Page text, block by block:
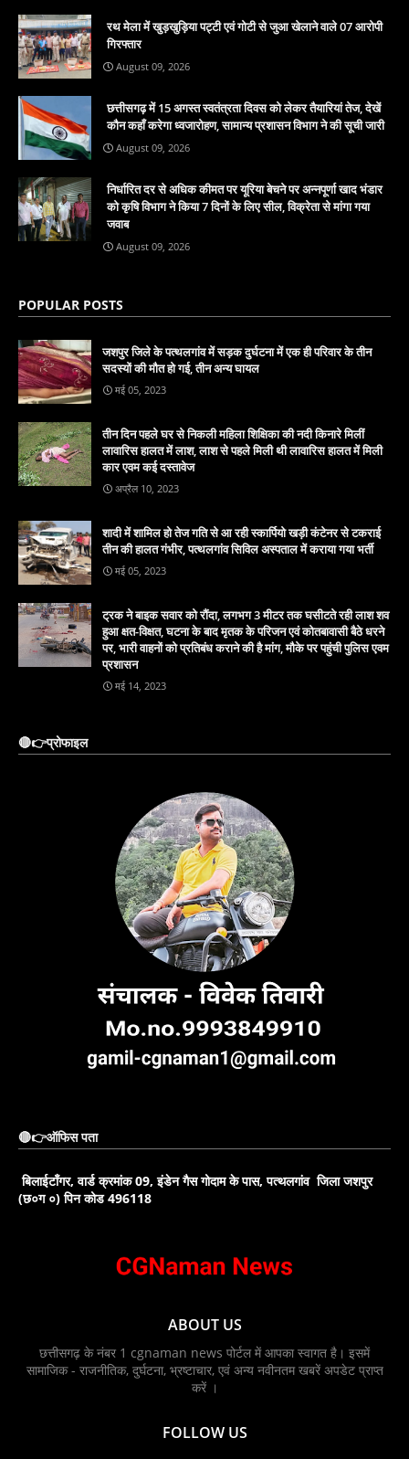
रथ मेला में खुड़खुड़िया पट्टी एवं गोटी से जुआ खेलाने वाले 07 आरोपी
गिरफ्तार
August 09, 2026
छत्तीसगढ़ में 15 अगस्त स्वतंत्रता दिवस को लेकर तैयारियां तेज, देखें
कौन कहाँ करेगा ध्वजारोहण, सामान्य प्रशासन विभाग ने की सूची जारी
August 09, 2026
निर्धारित दर से अधिक कीमत पर यूरिया बेचने पर अन्नपूर्णा खाद भंडार
को कृषि विभाग ने किया 7 दिनों के लिए सील, विक्रेता से मांगा गया
जवाब
August 09, 2026
POPULAR POSTS
जशपुर जिले के पत्थलगांव में सड़क दुर्घटना में एक ही परिवार के तीन
सदस्यों की मौत हो गई, तीन अन्य घायल
मई 05, 2023
तीन दिन पहले घर से निकली महिला शिक्षिका की नदी किनारे मिलीं
लावारिस हालत में लाश, लाश से पहले मिली थी लावारिस हालत में मिली
कार एवम कई दस्तावेज
अप्रैल 10, 2023
शादी में शामिल हो तेज गति से आ रही स्कार्पियो खड़ी कंटेनर से टकराई
तीन की हालत गंभीर, पत्थलगांव सिविल अस्पताल में कराया गया भर्ती
मई 05, 2023
ट्रक ने बाइक सवार को रौंदा, लगभग 3 मीटर तक घसीटते रही लाश शव
हुआ क्षत-विक्षत, घटना के बाद मृतक के परिजन एवं कोतबावासी बैठे धरने
पर, भारी वाहनों को प्रतिबंध कराने की है मांग, मौके पर पहुंची पुलिस एवम
प्रशासन
मई 14, 2023
🔴👉प्रोफाइल
🔴👉ऑफिस पता
बिलाईटाँगर, वार्ड क्रमांक 09, इंडेन गैस गोदाम के पास, पत्थलगांव जिला जशपुर
(छ०ग ०) पिन कोड 496118
ABOUT US
छत्तीसगढ़ के नंबर 1 cgnaman news पोर्टल में आपका स्वागत है। इसमें
सामाजिक - राजनीतिक, दुर्घटना, भ्रष्टाचार, एवं अन्य नवीनतम खबरें अपडेट प्राप्त
करें ।
FOLLOW US